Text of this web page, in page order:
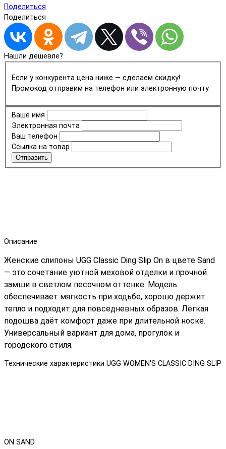
Поделиться
Поделиться
Нашли дешевле?
Если у конкурента цена ниже — сделаем скидку!
Промокод отправим на телефон или электронную почту.
Ваше имя
Электронная почта
Ваш телефон
Ссылка на товар
Отправить
Описание
Женские слипоны UGG Classic Ding Slip On в цвете Sand
— это сочетание уютной меховой отделки и прочной
замши в светлом песочном оттенке. Модель
обеспечивает мягкость при ходьбе, хорошо держит
тепло и подходит для повседневных образов. Лёгкая
подошва даёт комфорт даже при длительной носке.
Универсальный вариант для дома, прогулок и
городского стиля.
Технические характеристики UGG WOMEN'S CLASSIC DING SLIP
ON SAND